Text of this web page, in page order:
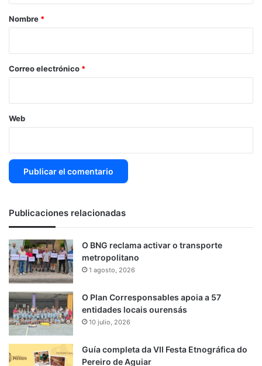
r
*
Nombre *
Correo electrónico *
Web
Publicaciones relacionadas
O BNG reclama activar o transporte
metropolitano
1 agosto, 2026
O Plan Corresponsables apoia a 57
entidades locais ourensás
10 julio, 2026
Guía completa da VII Festa Etnográfica do
Pereiro de Aguiar